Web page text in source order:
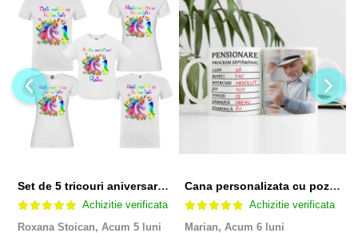
Set de 5 tricouri aniversare pentru nasi, parinti si copil, personalizate cu nume, varsta si mesaj "Motivul fericirii lor" model Unicorn
Achizitie verificata
Roxana Stoican, Acum 5 luni
Cana personalizata cu poza si model Pensionare
Achizitie verificata
Marian, Acum 6 luni